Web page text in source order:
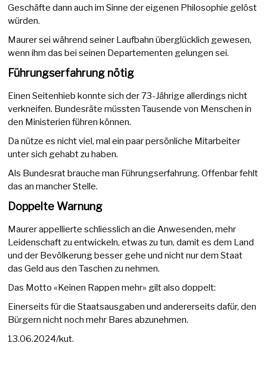
Geschäfte dann auch im Sinne der eigenen Philosophie gelöst
würden.
Maurer sei während seiner Laufbahn überglücklich gewesen,
wenn ihm das bei seinen Departementen gelungen sei.
Führungserfahrung nötig
Einen Seitenhieb konnte sich der 73-Jährige allerdings nicht
verkneifen. Bundesräte müssten Tausende von Menschen in
den Ministerien führen können.
Da nütze es nicht viel, mal ein paar persönliche Mitarbeiter
unter sich gehabt zu haben.
Als Bundesrat brauche man Führungserfahrung. Offenbar fehlt
das an mancher Stelle.
Doppelte Warnung
Maurer appellierte schliesslich an die Anwesenden, mehr
Leidenschaft zu entwickeln, etwas zu tun, damit es dem Land
und der Bevölkerung besser gehe und nicht nur dem Staat
das Geld aus den Taschen zu nehmen.
Das Motto «Keinen Rappen mehr» gilt also doppelt:
Einerseits für die Staatsausgaben und andererseits dafür, den
Bürgern nicht noch mehr Bares abzunehmen.
13.06.2024/kut.